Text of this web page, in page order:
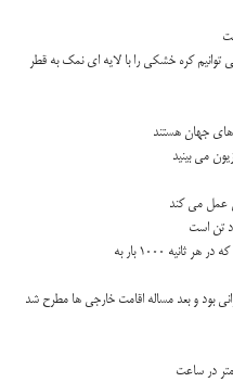
توانيم کره خشکي را با لايه اي نمک به قطر